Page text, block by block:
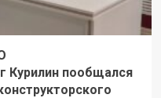
Курилин пообщался